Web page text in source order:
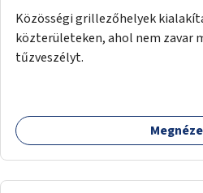
Közösségi grillezőhelyek
közterületeken, ahol nem zavar
tűzveszélyt.